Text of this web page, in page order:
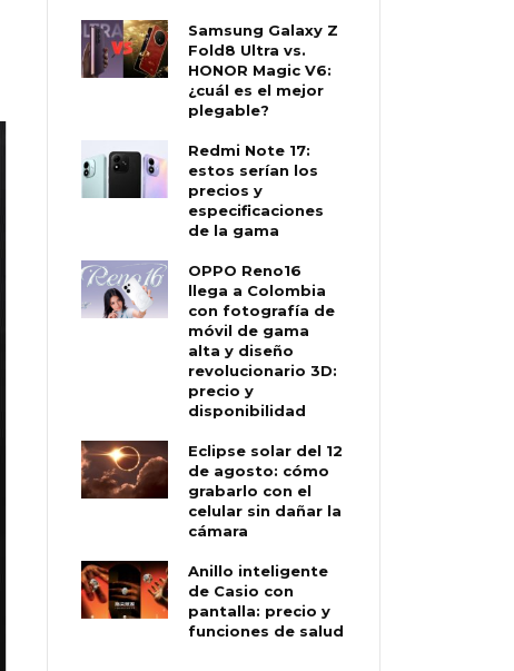
Samsung Galaxy Z
Fold8 Ultra vs.
HONOR Magic V6:
¿cuál es el mejor
plegable?
Redmi Note 17:
estos serían los
precios y
especificaciones
de la gama
OPPO Reno16
llega a Colombia
con fotografía de
móvil de gama
alta y diseño
revolucionario 3D:
precio y
disponibilidad
Eclipse solar del 12
de agosto: cómo
grabarlo con el
celular sin dañar la
cámara
Anillo inteligente
de Casio con
pantalla: precio y
funciones de salud